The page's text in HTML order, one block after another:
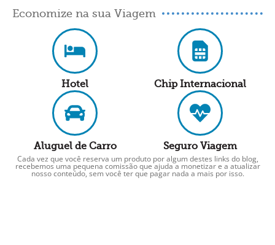
Economize na sua Viagem
Hotel Chip Internacional
Aluguel de Carro Seguro Viagem
Cada vez que você reserva um produto por algum destes links do blog,
recebemos uma pequena comissão que ajuda a monetizar e a atualizar
nosso conteúdo, sem você ter que pagar nada a mais por isso.